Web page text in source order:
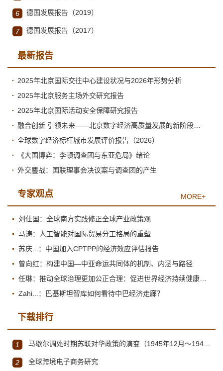
6 德国发展报告（2019）
7 德国发展报告（2017）
最新报告
2025年北京国际交往中心建设状况与2026年形势分析
2025年北京服务主场外交研究报告
2025年北京国际活动安全保障研究报告
融合创新 引领未来——北京数字经济高质量发展的新阶段与新跃升
全球数字经济标杆城市发展评价报告（2026）
《大国博弈：李顿调查团与东亚危局》绪论
外交鏖战：国联理事会决议案与调查团的产生
专家观点 MORE+
刘仕国：全球南方实践修正全球产业政策观
马涛：人工智能对国际贸易分工格局的重塑
苏庆...：中国加入CPTPP的经济效应评估报告
曾向红：构建中国—中亚命运共同体的机制、内涵与路径
任琳：推动全球治理更加公正合理：促进世界经济持续健康发展
Zahi...：巴基斯坦智库如何看待中巴经济走廊？
下载排行
1 马歇尔调处时期苏联对华政策的演变（1945年12月～1947年1月）
2 全球跨境电子商务研究